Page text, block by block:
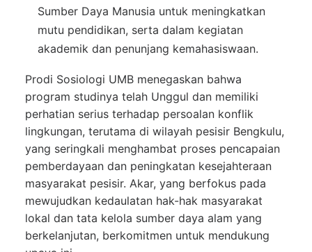
Sumber Daya Manusia untuk meningkatkan
mutu pendidikan, serta dalam kegiatan
akademik dan penunjang kemahasiswaan.
Prodi Sosiologi UMB menegaskan bahwa
program studinya telah Unggul dan memiliki
perhatian serius terhadap persoalan konflik
lingkungan, terutama di wilayah pesisir Bengkulu,
yang seringkali menghambat proses pencapaian
pemberdayaan dan peningkatan kesejahteraan
masyarakat pesisir. Akar, yang berfokus pada
mewujudkan kedaulatan hak-hak masyarakat
lokal dan tata kelola sumber daya alam yang
berkelanjutan, berkomitmen untuk mendukung